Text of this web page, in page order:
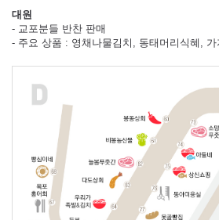
대원
- 교포분들 반찬 판매
- 주요 상품 : 영채나물김치, 동태머리식혜,